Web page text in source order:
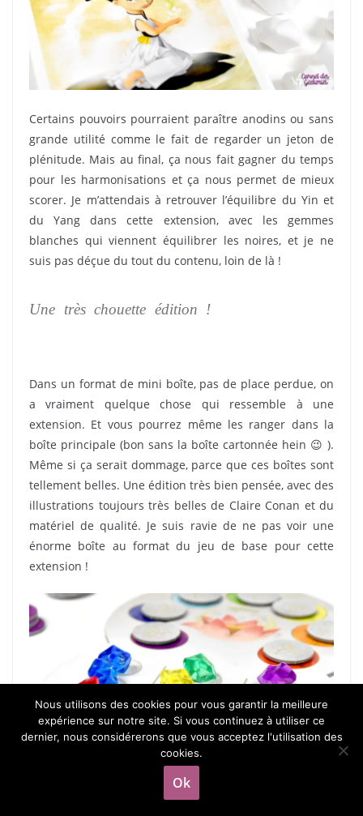
Certains pouvoirs pourraient paraître anodins ou sans
grande utilité comme le fait de regarder un jeton de
plénitude. Mais au final, ça nous fait gagner du temps
pour les harmonisations et ça nous permet de mieux
scorer. Je m’attendais à retrouver l’équilibre du Yin et
du Yang dans cette extension, avec les gemmes
blanches qui viennent équilibrer les noires, et je ne
suis pas déçue du tout du contenu, loin de là !
Une très chouette édition !
Dans un format de mini boîte, pas de place perdue, on
a vraiment quelque chose qui ressemble à une
extension. Et vous pourrez même les ranger dans la
boîte principale (bon sans la boîte cartonnée hein 😉 ).
Même si ça serait dommage, parce que ces boîtes sont
tellement belles. Une édition très bien pensée, avec des
illustrations toujours très belles de Claire Conan et du
matériel de qualité. Je suis ravie de ne pas voir une
énorme boîte au format du jeu de base pour cette
extension !
Nous utilisons des cookies pour vous garantir la meilleure
expérience sur notre site. Si vous continuez à utiliser ce
dernier, nous considérerons que vous acceptez l'utilisation des
cookies.
Ok